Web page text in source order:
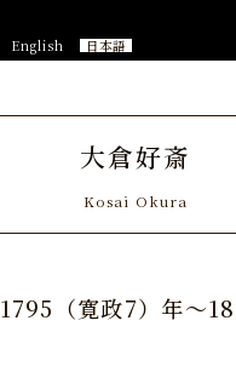
English 日本語
大倉好斎
Kosai Okura
1795（寛政7）年～